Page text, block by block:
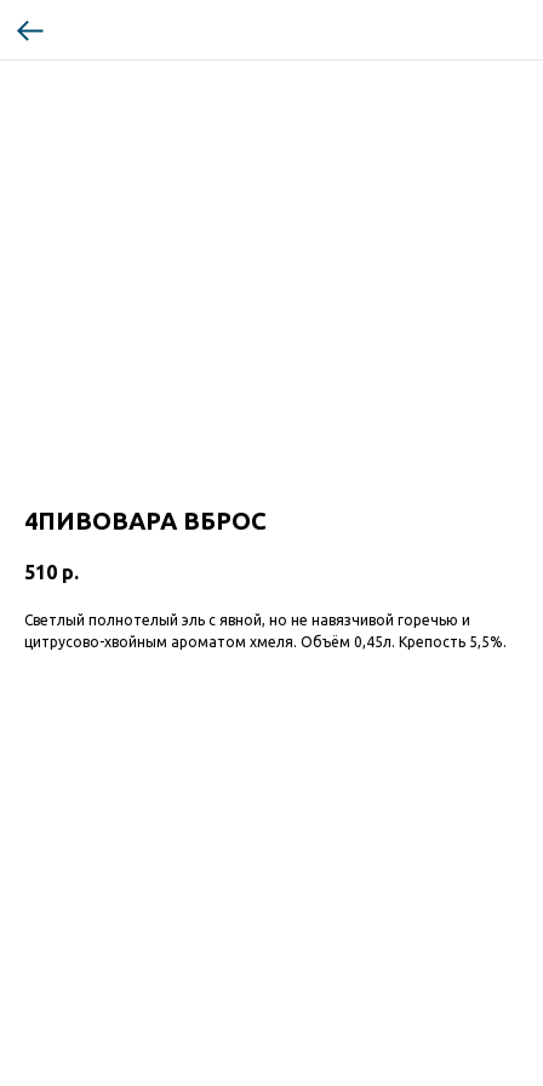
4ПИВОВАРА ВБРОС
510 р.
Cветлый полнотелый эль с явной, но не навязчивой горечью и
цитрусово-хвойным ароматом хмеля. Объём 0,45л. Крепость 5,5%.